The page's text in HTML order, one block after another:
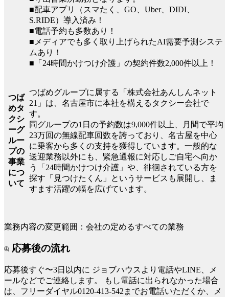
■配車アプリ（スマたく、GO、Uber、DIDI、
S.RIDE）導入済み！
■電話予約も多数あり！
■メディアでも多く取り上げられたAI需要予測システ
ムあり！
■「24時間かけつけ介護」の契約件数2,000件以上！
つば
めタ
クシ
ーグ
ルー
プの
事業
につ
いて
つばめグループに属する「株式会社あんしんネット
21」は、名古屋市に本社を構えるタクシー会社で
す。
同グループの1日の予約数は9,000件以上、月間で平均
23万回の無線配車回数を誇っており、名古屋を中心
に乗客から多くの支持を獲得しています。一般的な
送迎業務以外にも、緊急通報に対応しご自宅へ向か
う「24時間かけつけ介護」や、徘徊されている方を
探す「見つけたくん」というサービスも展開し、ま
すます活躍の幅を広げています。
業務内容の変更範囲：会社の定めるすべての業務
応募後の流れ
応募後すぐ〜3日以内に ジョブハウスより電話やLINE、メ
ールなどでご連絡します。
もし電話に出られなかった場合
は、フリーダイヤル0120-413-542までお電話いただくか、メ